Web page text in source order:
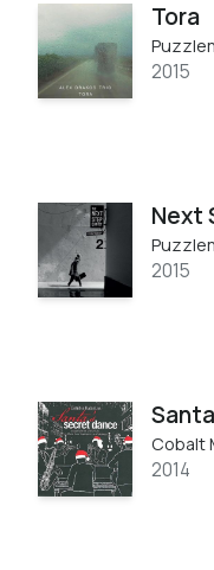
Tora
2015
Next
2015
Cobalt
2014